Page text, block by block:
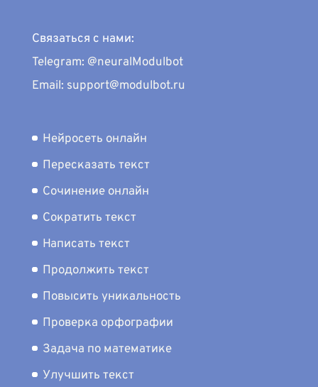
Связаться с нами:
Telegram: @neuralModulbot
Email: support@modulbot.ru
Нейросеть онлайн
Пересказать текст
Сочинение онлайн
Сократить текст
Написать текст
Продолжить текст
Повысить уникальность
Проверка орфографии
Задача по математике
Улучшить текст